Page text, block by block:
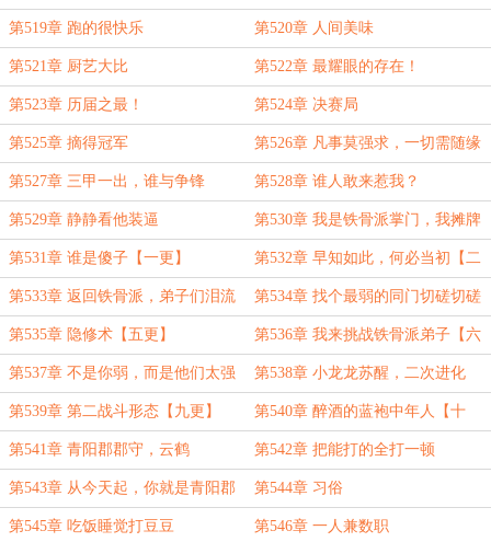
第519章 跑的很快乐 第520章 人间美味
第521章 厨艺大比 第522章 最耀眼的存在！
第523章 历届之最！ 第524章 决赛局
第525章 摘得冠军 第526章 凡事莫强求，一切需随缘
第527章 三甲一出，谁与争锋 第528章 谁人敢来惹我？
第529章 静静看他装逼 第530章 我是铁骨派掌门，我摊牌
了
第531章 谁是傻子【一更】 第532章 早知如此，何必当初【二
更】
第533章 返回铁骨派，弟子们泪流
满面【三更】
第534章 找个最弱的同门切磋切磋
【四更】
第535章 隐修术【五更】 第536章 我来挑战铁骨派弟子【六
更】
第537章 不是你弱，而是他们太强
了【七更】
第538章 小龙龙苏醒，二次进化
【八更】
第539章 第二战斗形态【九更】 第540章 醉酒的蓝袍中年人【十
更】
第541章 青阳郡郡守，云鹤 第542章 把能打的全打一顿
第543章 从今天起，你就是青阳郡
郡守了
第544章 习俗
第545章 吃饭睡觉打豆豆 第546章 一人兼数职